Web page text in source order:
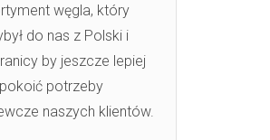
węgla, który
do nas z Polski i
by jeszcze lepiej
potrzeby
naszych klientów.